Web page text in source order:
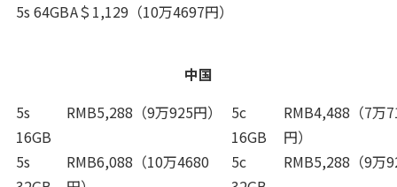
5s 64GBA＄1,129（10万4697円）
中国
5s
16GB
RMB5,288（9万925円）
5c
16GB
RMB4,488（7万
円）
5s
RMB6,088（10万4680
5c
RMB5,288（9万